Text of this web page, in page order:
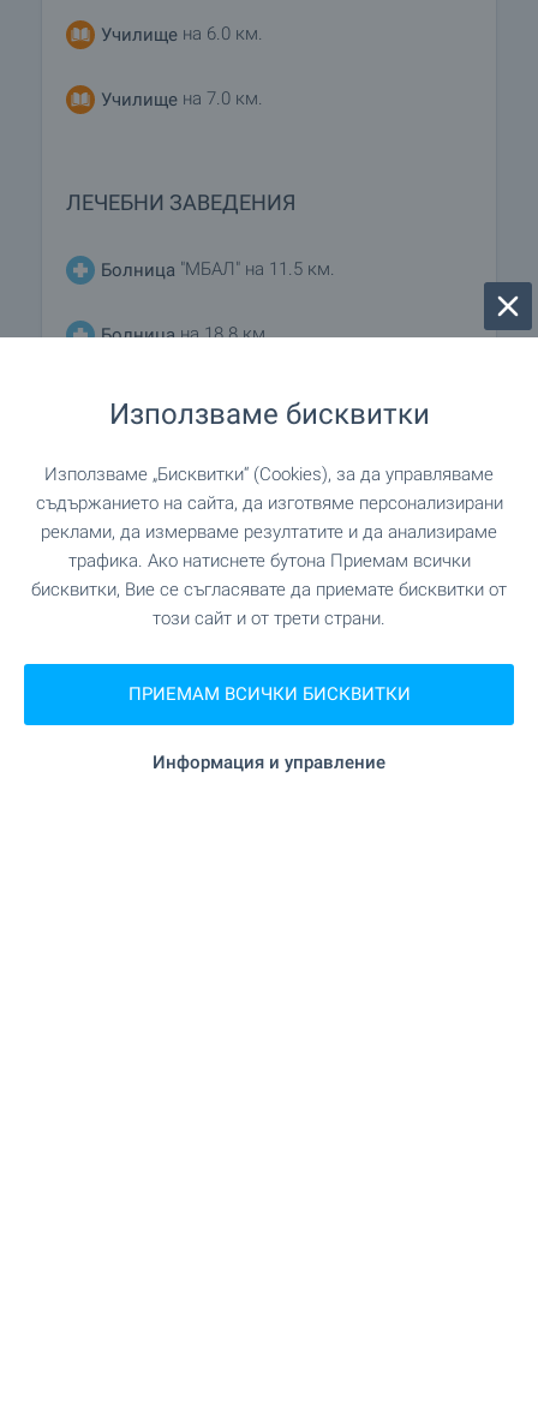
Училище на 6.0 км.
Училище на 7.0 км.
ЛЕЧЕБНИ ЗАВЕДЕНИЯ
Болница "МБАЛ" на 11.5 км.
Болница на 18.8 км.
Хранителен магазин"КООП" на 26 м. (1 мин.)
Супермаркет на 10.2 км.
на 11.4 км.
Пекарнана 11.7 км.
Използваме бисквитки
Използваме „Бисквитки“ (Cookies), за да управляваме
съдържанието на сайта, да изготвяме персонализирани
реклами, да измерваме резултатите и да анализираме
трафика. Ако натиснете бутона Приемам всички
бисквитки, Вие се съгласявате да приемате бисквитки от
този сайт и от трети страни.
ПРИЕМАМ ВСИЧКИ БИСКВИТКИ
Информация и управление